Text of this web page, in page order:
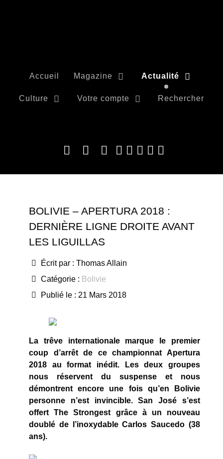
Accueil Magazine Actualité
Culture Votre compte Rechercher
BOLIVIE – APERTURA 2018 :
DERNIÈRE LIGNE DROITE AVANT
LES LIGUILLAS
Écrit par : Thomas Allain
Catégorie : Bolivie
Publié le : 21 Mars 2018
La trêve internationale marque le premier
coup d’arrêt de ce championnat Apertura
2018 au format inédit. Les deux groupes
nous réservent du suspense et nous
démontrent encore une fois qu’en Bolivie
personne n’est invincible. San José s’est
offert The Strongest grâce à un nouveau
doublé de l’inoxydable Carlos Saucedo (38
ans).